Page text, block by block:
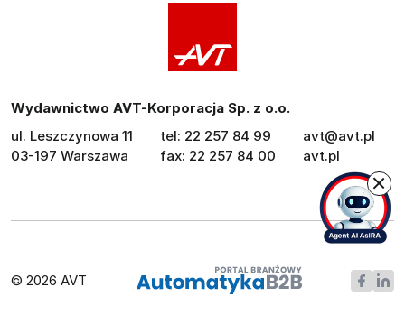
Wydawnictwo AVT-Korporacja Sp. z o.o.
ul. Leszczynowa 11
03-197 Warszawa
tel: 22 257 84 99
fax: 22 257 84 00
avt@avt.pl
avt.pl
© 2026 AVT